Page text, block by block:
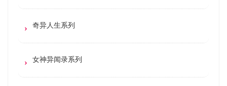
奇异人生系列
女神异闻录系列